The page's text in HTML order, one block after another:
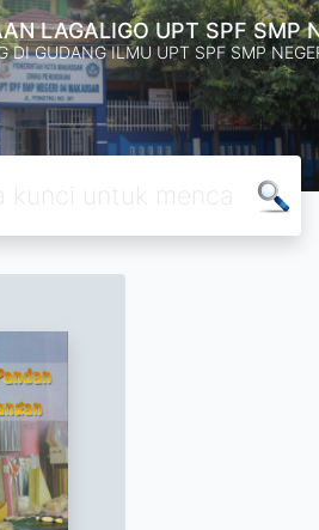
LAGALIGO UPT SPF SMP
DI GUDANG ILMU UPT SPF SMP